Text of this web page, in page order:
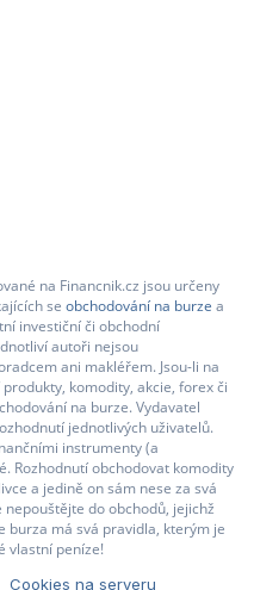
na Financnik.cz jsou určeny
se obchodování na burze a
investiční či obchodní
autoři nejsou
ani makléřem. Jsou-li na
komodity, akcie, forex či
na burze. Vydavatel
jednotlivých uživatelů.
instrumenty (a
Rozhodnutí obchodovat komodity
a jedině on sám nese za svá
do obchodů, jejichž
burza má svá pravidla, kterým je
vlastní peníze!
Cookies na serveru